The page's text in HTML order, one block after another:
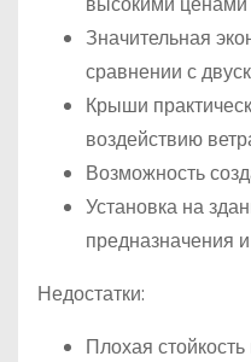
Значительная
сравнении с
Крыши
воздействию
Возможность
Установка на
предназначения
Недостатки:
Плохая